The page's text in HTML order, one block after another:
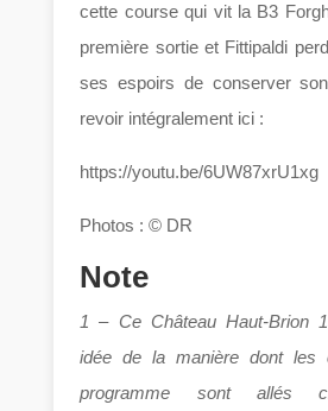
cette course qui vit la B3
première sortie et Fittipaldi
ses espoirs de conserver
revoir intégralement ici :
https://youtu.be/6UW87xrU1xg
Photos : © DR
Note
1 – Ce Château Haut-Brion
idée de la manière dont les
programme sont allés